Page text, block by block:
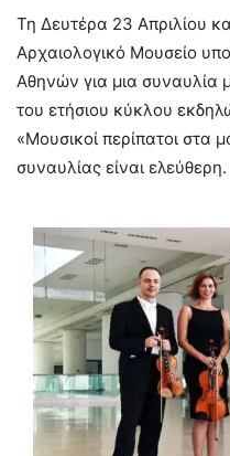
Τη Δευτέρα 23 Απριλίου
Αρχαιολογικό Μουσείο
Αθηνών για μια συναυλία
του ετήσιου κύκλου
«Μουσικοί περίπατοι στα
συναυλίας είναι ελεύθερη.